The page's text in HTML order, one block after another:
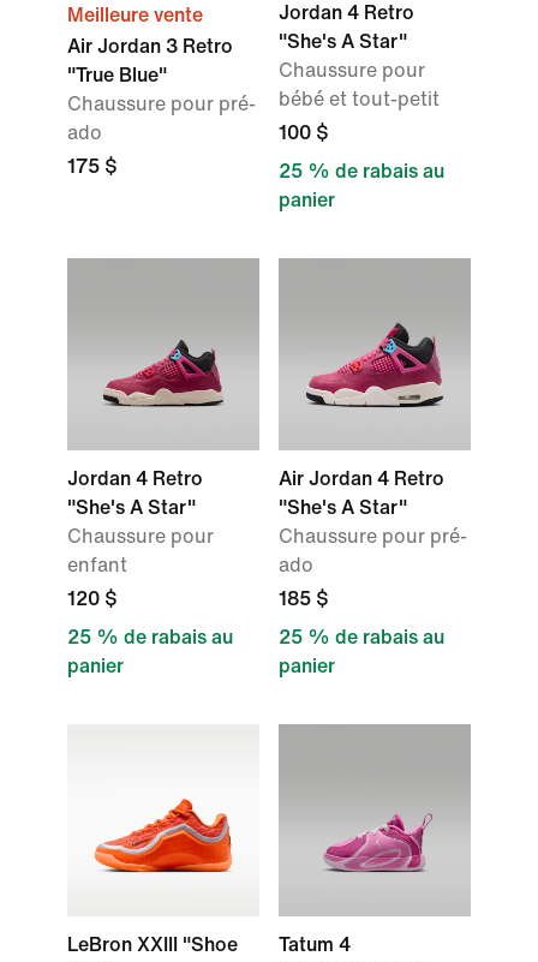
Meilleure vente
Air Jordan 3 Retro
"True Blue"
Chaussure pour pré-
ado
175 $
Jordan 4 Retro
"She's A Star"
Chaussure pour
bébé et tout-petit
100 $
25 % de rabais au
panier
Jordan 4 Retro
"She's A Star"
Chaussure pour
enfant
120 $
25 % de rabais au
panier
Air Jordan 4 Retro
"She's A Star"
Chaussure pour pré-
ado
185 $
25 % de rabais au
panier
LeBron XXIII "Shoe
Tatum 4